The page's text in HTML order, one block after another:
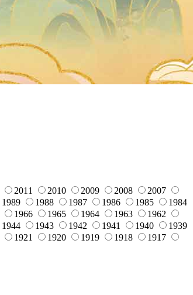
2011 2010 2009 2008
2007
1989 1988 1987 1986 1985
1984
1966 1965 1964 1963
1962
1944 1943 1942 1941 1940
1939
1921 1920 1919 1918
1917